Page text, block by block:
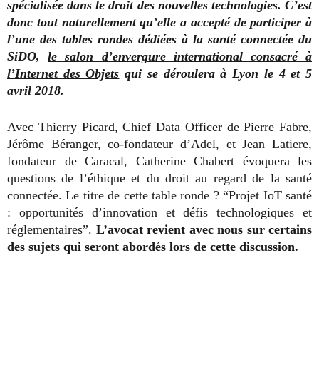
spécialisée dans le droit des nouvelles technologies. C’est
donc tout naturellement qu’elle a accepté de participer à
l’une des tables rondes dédiées à la santé connectée du
SiDO,le salon d’envergure international consacré à
l’Internet des Objets qui se déroulera à Lyon le 4 et 5
avril 2018.
Avec Thierry Picard, Chief Data Officer de Pierre Fabre,
Jérôme Béranger, co-fondateur d’Adel, et Jean Latiere,
fondateur de Caracal, Catherine Chabert évoquera les
questions de l’éthique et du droit au regard de la santé
connectée. Le titre de cette table ronde ? “Projet IoT santé
: opportunités d’innovation et défis technologiques et
réglementaires”. L’avocat revient avec nous sur certains
des sujets qui seront abordés lors de cette discussion.